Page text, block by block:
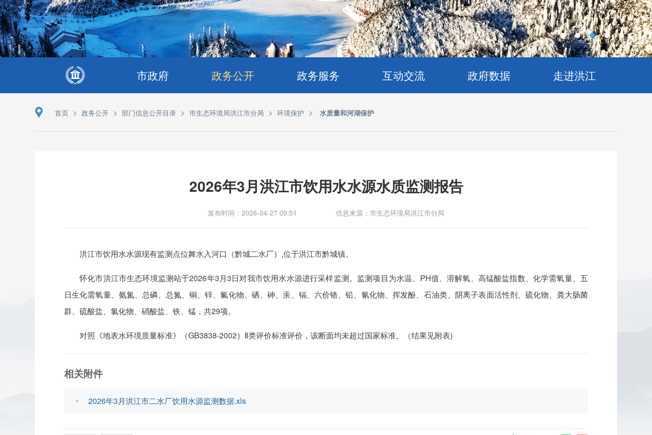
市政府 政务公开 政务服务 互动交流 政府数据 走进洪江
首页 > 政务公开 > 部门信息公开目录 > 市生态环境局洪江市分局 > 环境保护 > 水质量和河湖保护
2026年3月洪江市饮用水水源水质监测报告
发布时间：2026-04-27 09:51 信息来源：市生态环境局洪江市分局
洪江市饮用水水源现有监测点位舞水入河口（黔城二水厂）,位于洪江市黔城镇。
怀化市洪江市生态环境监测站于2026年3月3日对我市饮用水水源进行采样监测。监测项目为水温、PH值、溶解氧、高锰酸盐指数、化学需氧量、五
日生化需氧量、氨氮、总磷、总氮、铜、锌、氟化物、硒、砷、汞、镉、六价铬、铅、氰化物、挥发酚、石油类、阴离子表面活性剂、硫化物、粪大肠菌
群、硫酸盐、氯化物、硝酸盐、铁、锰，共29项。
对照《地表水环境质量标准》（GB3838-2002）Ⅱ类评价标准评价，该断面均未超过国家标准。（结果见附表)
相关附件
2026年3月洪江市二水厂饮用水源监测数据.xls